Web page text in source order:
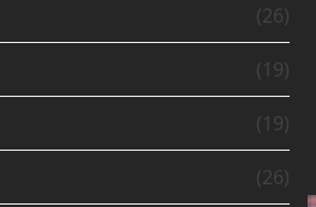
(26)
(19)
(19)
(26)